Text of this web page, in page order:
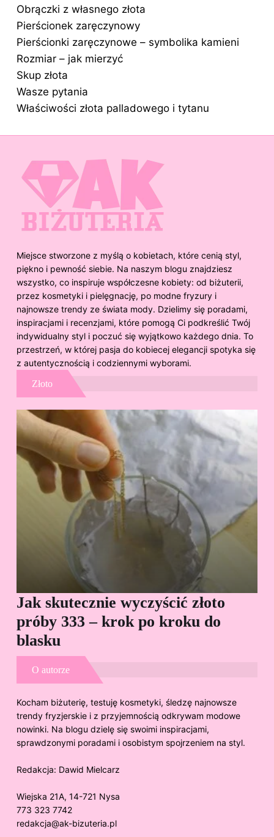
Obrączki z własnego złota
Pierścionek zaręczynowy
Pierścionki zaręczynowe – symbolika kamieni
Rozmiar – jak mierzyć
Skup złota
Wasze pytania
Właściwości złota palladowego i tytanu
Miejsce stworzone z myślą o kobietach, które cenią styl,
piękno i pewność siebie. Na naszym blogu znajdziesz
wszystko, co inspiruje współczesne kobiety: od biżuterii,
przez kosmetyki i pielęgnację, po modne fryzury i
najnowsze trendy ze świata mody. Dzielimy się poradami,
inspiracjami i recenzjami, które pomogą Ci podkreślić Twój
indywidualny styl i poczuć się wyjątkowo każdego dnia. To
przestrzeń, w której pasja do kobiecej elegancji spotyka się
z autentycznością i codziennymi wyborami.
Złoto
Jak skutecznie wyczyścić złoto
próby 333 – krok po kroku do
blasku
O autorze
Kocham biżuterię, testuję kosmetyki, śledzę najnowsze
trendy fryzjerskie i z przyjemnością odkrywam modowe
nowinki. Na blogu dzielę się swoimi inspiracjami,
sprawdzonymi poradami i osobistym spojrzeniem na styl.
Redakcja: Dawid Mielcarz
Wiejska 21A, 14-721 Nysa
773 323 7742
redakcja@ak-bizuteria.pl